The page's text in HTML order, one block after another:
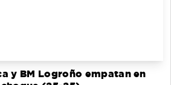
y BM Logroño empatan en